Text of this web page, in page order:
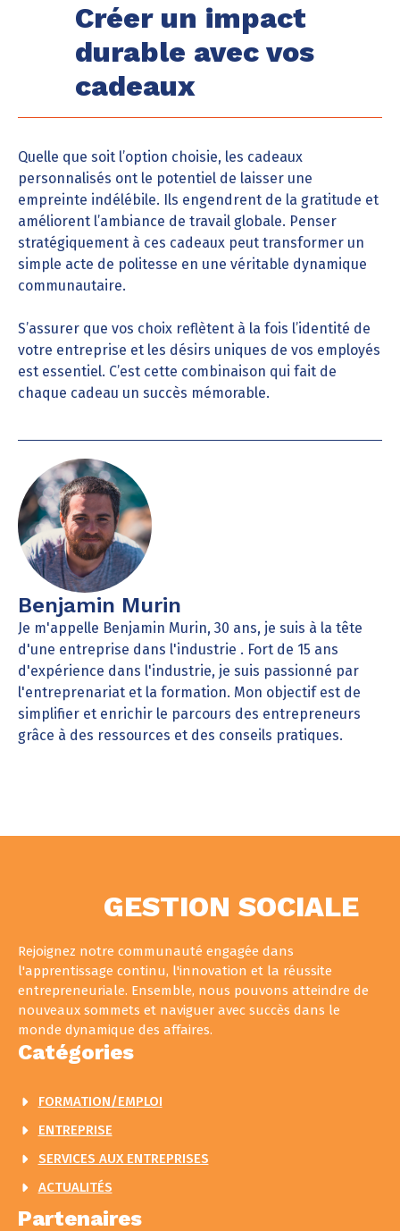
Créer un impact
durable avec vos
cadeaux
Quelle que soit l’option choisie, les cadeaux
personnalisés ont le potentiel de laisser une
empreinte indélébile. Ils engendrent de la gratitude et
améliorent l’ambiance de travail globale. Penser
stratégiquement à ces cadeaux peut transformer un
simple acte de politesse en une véritable dynamique
communautaire.
S’assurer que vos choix reflètent à la fois l’identité de
votre entreprise et les désirs uniques de vos employés
est essentiel. C’est cette combinaison qui fait de
chaque cadeau un succès mémorable.
Benjamin Murin
Je m'appelle Benjamin Murin, 30 ans, je suis à la tête
d'une entreprise dans l'industrie . Fort de 15 ans
d'expérience dans l'industrie, je suis passionné par
l'entreprenariat et la formation. Mon objectif est de
simplifier et enrichir le parcours des entrepreneurs
grâce à des ressources et des conseils pratiques.
GESTION SOCIALE
Rejoignez notre communauté engagée dans
l'apprentissage continu, l'innovation et la réussite
entrepreneuriale. Ensemble, nous pouvons atteindre de
nouveaux sommets et naviguer avec succès dans le
monde dynamique des affaires.
Catégories
FORMATION/EMPLOI
ENTREPRISE
SERVICES AUX ENTREPRISES
ACTUALITÉS
Partenaires